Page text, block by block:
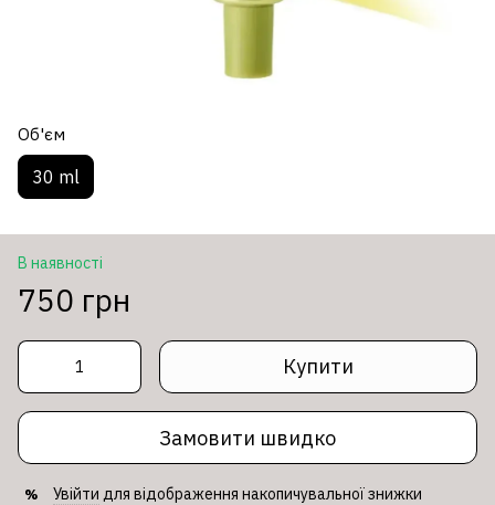
Об'єм
30 ml
В наявності
750 грн
Купити
Замовити швидко
% Увійти для відображення накопичувальної знижки